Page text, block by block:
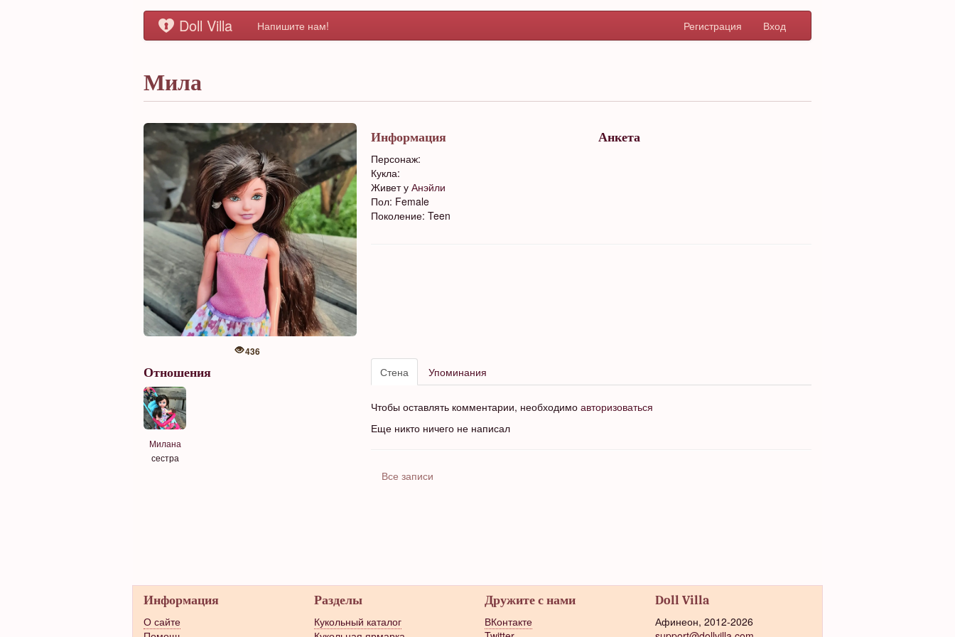
Doll Villa Напишите нам! Регистрация Вход
Мила
436
Информация
Персонаж:
Кукла:
Живет у Анэйли
Пол: Female
Поколение: Teen
Анкета
Отношения
Милана
сестра
Стена Упоминания
Чтобы оставлять комментарии, необходимо авторизоваться
Еще никто ничего не написал
Все записи
Информация
О сайте
Разделы
Кукольный каталог
Дружите с нами
ВКонтакте
Doll Villa
Афинеон, 2012-2026